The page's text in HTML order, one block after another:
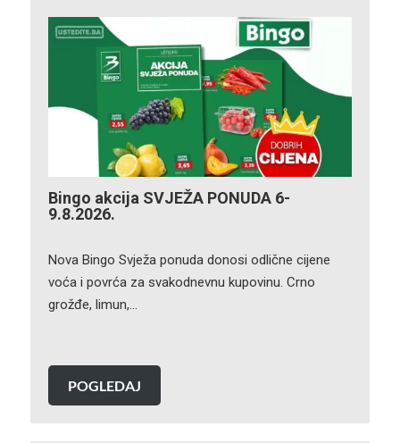
Bingo akcija SVJEŽA PONUDA 6-
9.8.2026.
Nova Bingo Svježa ponuda donosi odlične cijene
voća i povrća za svakodnevnu kupovinu. Crno
grožđe, limun,…
POGLEDAJ